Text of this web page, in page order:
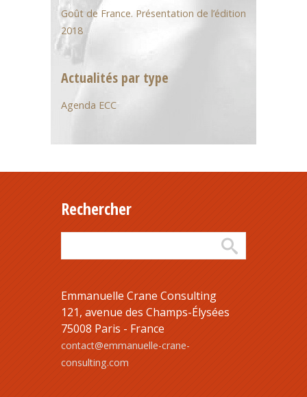
Goût de France. Présentation de l’édition
2018
Actualités par type
Agenda ECC
Rechercher
Emmanuelle Crane Consulting
121, avenue des Champs-Élysées
75008 Paris - France
contact@emmanuelle-crane-
consulting.com